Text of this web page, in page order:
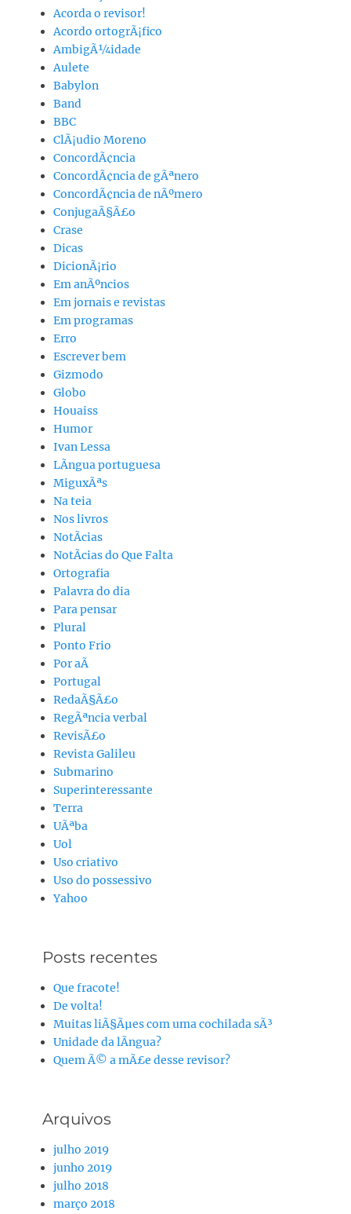
Acorda o revisor!
Acordo ortogrÃ¡fico
AmbigÃ¼idade
Aulete
Babylon
Band
BBC
ClÃ¡udio Moreno
ConcordÃ¢ncia
ConcordÃ¢ncia de gÃªnero
ConcordÃ¢ncia de nÃºmero
ConjugaÃ§Ã£o
Crase
Dicas
DicionÃ¡rio
Em anÃºncios
Em jornais e revistas
Em programas
Erro
Escrever bem
Gizmodo
Globo
Houaiss
Humor
Ivan Lessa
LÃ­ngua portuguesa
MiguxÃªs
Na teia
Nos livros
NotÃ­cias
NotÃ­cias do Que Falta
Ortografia
Palavra do dia
Para pensar
Plural
Ponto Frio
Por aÃ­
Portugal
RedaÃ§Ã£o
RegÃªncia verbal
RevisÃ£o
Revista Galileu
Submarino
Superinteressante
Terra
UÃªba
Uol
Uso criativo
Uso do possessivo
Yahoo
Posts recentes
Que fracote!
De volta!
Muitas liÃ§Ãµes com uma cochilada sÃ³
Unidade da lÃ­ngua?
Quem Ã© a mÃ£e desse revisor?
Arquivos
julho 2019
junho 2019
julho 2018
março 2018